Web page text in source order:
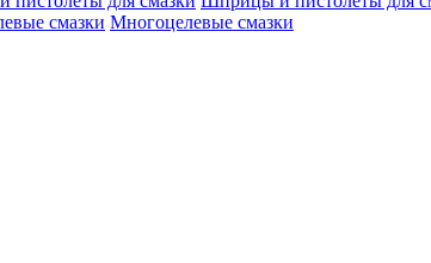
Многоцелевые смазки